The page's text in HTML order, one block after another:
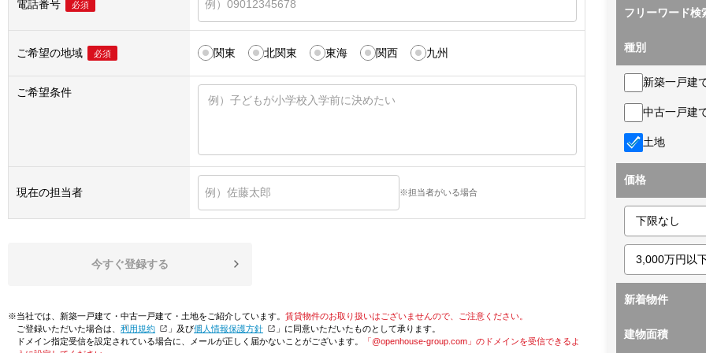
電話番号 必須
ご希望の地域 必須 関東 北関東 東海 関西 九州
ご希望条件
現在の担当者 ※担当者がいる場合
今すぐ登録する
※当社では、新築一戸建て・中古一戸建て・土地をご紹介しています。 賃貸物件のお取り扱いはございませんので、ご注意ください。
ご登録いただいた場合は、「利用規約 」及び「個人情報保護方針
」に同意いただいたものとして承ります。
ドメイン指定受信を設定されている場合に、メールが正しく届かないことがございます。
「@openhouse-group.com」のドメインを受信できるよ
フリーワード検
種別
新築一戸建
中古一戸建
土地
価格
新着物件
建物面積